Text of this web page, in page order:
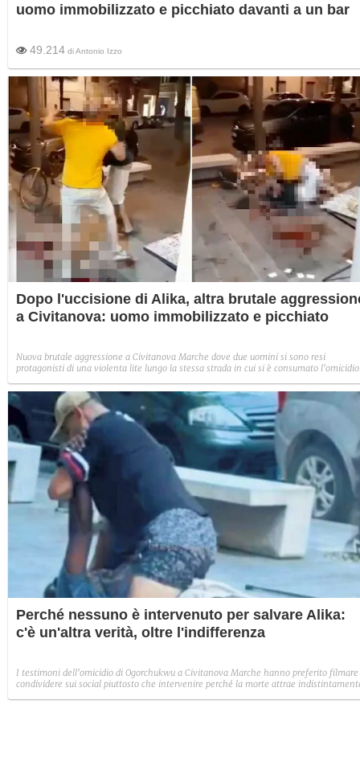
uomo immobilizzato e picchiato davanti a un bar
49.214 diAntonio Izzo
Dopo l'uccisione di Alika, altra brutale
a Civitanova: uomo immobilizzato e picchiato
Nuova brutale aggressione a Civitanova Marche dove due uomini si sono resi
protagonisti di una violenta lite lungo la stessa strada in cui si è consumato l'omicidio
Perché nessuno è intervenuto per salvare Alika:
c'è un'altra verità, oltre l'indifferenza
I testimoni dell'omicidio di Ogorchukwu a Civitanova Marche hanno preferito filmare
condividere sui social piuttosto che intervenire perché la morte attrae